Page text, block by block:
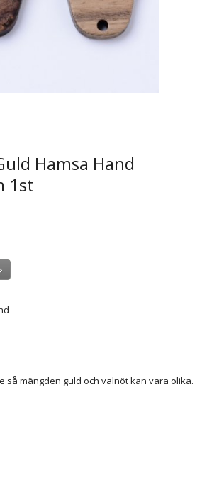
Hamsa Hand
1st
så mängden guld och valnöt kan vara olika.